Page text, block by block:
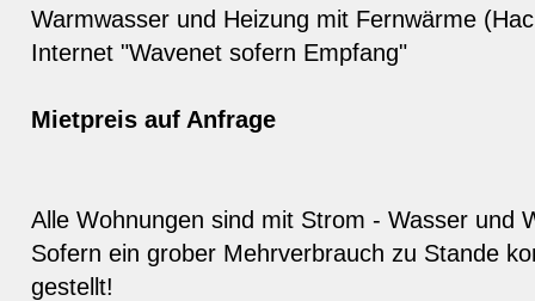
Warmwasser und Heizung mit Fernwärme
Internet "Wavenet sofern Empfang"
Mietpreis auf Anfrage
Alle Wohnungen sind mit Strom - Wasser und
Sofern ein grober Mehrverbrauch zu Stande
gestellt!